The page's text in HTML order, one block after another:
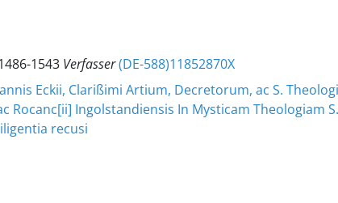
1543 Verfasser(DE-588)11852870X
Eckii, Clarißimi Artium, Decretorum, ac S.
Rocanc[ii] Ingolstandiensis In Mysticam Theologiam
recusi